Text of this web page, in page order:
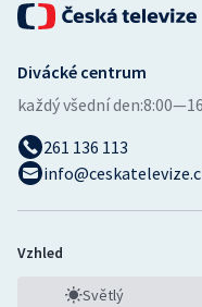
Divácké centrum
každý všední den:
261 136 113
Vzhled
Světlý